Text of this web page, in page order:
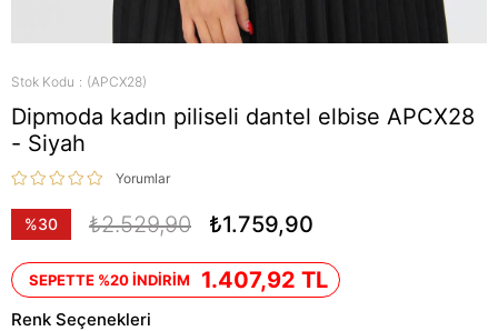
Stok Kodu (APCX28)
Dipmoda kadın piliseli dantel elbise APCX28
- Siyah
Yorumlar
%30
₺2.529,90 ₺1.759,90
SEPETTE %20 İNDİRİM 1.407,92 TL
Renk Seçenekleri